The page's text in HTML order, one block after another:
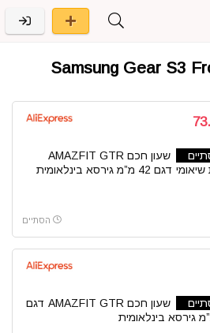
Samsung Gear S3
שעון חכם AMAZFIT GTR
דגם 42 מ”מ גירסא בינלאומית
הסתיים
שעון חכם AMAZFIT GTR דגם